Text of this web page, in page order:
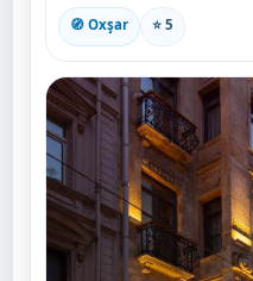
🧭 Oxşar ⭐ 5